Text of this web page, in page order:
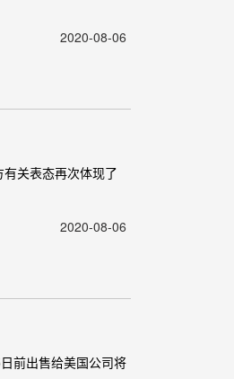
2020-08-06
关表态再次体现了
2020-08-06
前出售给美国公司将